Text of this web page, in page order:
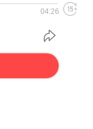
04:26